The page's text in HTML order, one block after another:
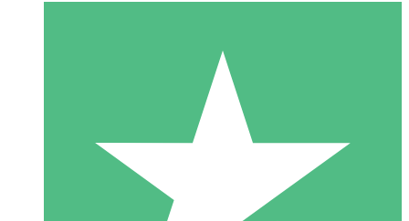
Packs de Crédits Individuels
Payez à l'utilisation avec des crédits de téléchargement. Sans
1 Téléchargement